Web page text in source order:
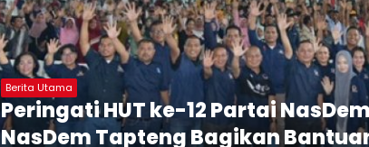
Berita Utama
Peringati HUT ke-12 Partai
NasDem Tapteng Bagikan